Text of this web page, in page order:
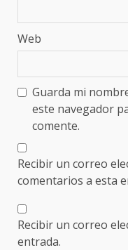
Web
Guarda mi
este navegador
comente.
Recibir un correo
comentarios a esta
Recibir un correo
entrada.